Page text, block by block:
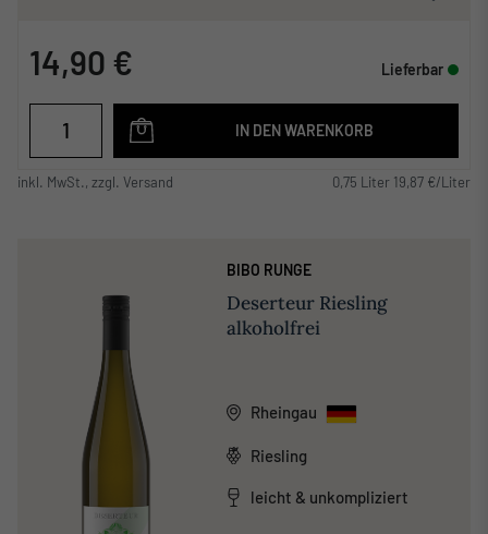
14,90 € Lieferbar
IN DEN WARENKORB
inkl. MwSt., zzgl. Versand 0,75 Liter 19,87 €/Liter
BIBO RUNGE
Deserteur Riesling
alkoholfrei
Rheingau
Riesling
leicht & unkompliziert